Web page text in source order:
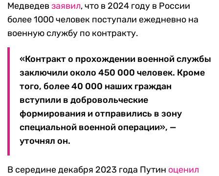
Медведев заявил, что в 2024 году в России
более 1000 человек поступали ежедневно на
военную службу по контракту.
«Контракт о прохождении военной службы
заключили около 450 000 человек. Кроме
того, более 40 000 наших граждан
вступили в добровольческие
формирования и отправились в зону
специальной военной операции», —
уточнял он.
В середине декабря 2023 года Путин оценил